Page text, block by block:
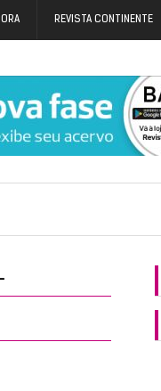
REVISTA CONTINENTE